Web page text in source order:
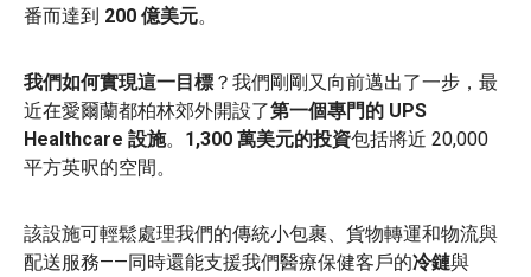
番而達到 200 億美元。
我們如何實現這一目標 ？我們剛剛又向前邁出了一步，最
近在愛爾蘭都柏林郊外開設了第一個專門的 UPS
Healthcare 設施。 1,300 萬美元的投資包括將近 20,000
平方英呎的空間。
該設施可輕鬆處理我們的傳統小包裹、貨物轉運和物流與
配送服務——同時還能支援我們醫療保健客戶的冷鏈與